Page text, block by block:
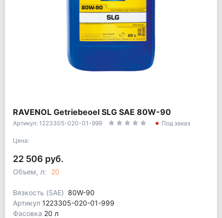
RAVENOL Getriebeoel SLG SAE 80W-90
Артикул: 1223305-020-01-999 Под заказ
Цена:
22 506 руб.
Объем, л: 20
Вязкость (SAE) 80W-90
Артикул 1223305-020-01-999
Фасовка 20 л